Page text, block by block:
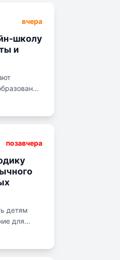
вчера
школу
и
Важно
разными
позавчера
детям
для
по